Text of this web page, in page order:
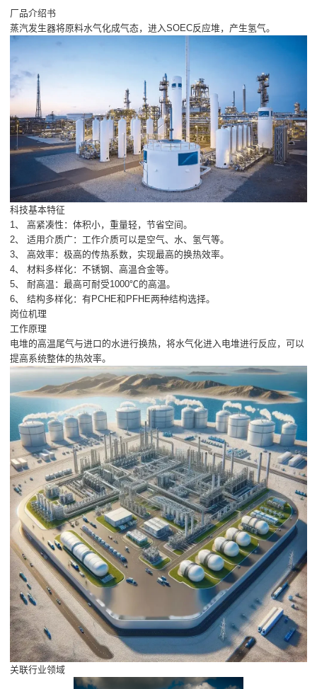
厂品介绍书
蒸汽发生器将原料水气化成气态，进入SOEC反应堆，产生氢气。
科技基本特征
1、 高紧凑性：体积小，重量轻，节省空间。
2、 适用介质广：工作介质可以是空气、水、氢气等。
3、 高效率：极高的传热系数，实现最高的换热效率。
4、 材料多样化：不锈钢、高温合金等。
5、 耐高温：最高可耐受1000℃的高温。
6、 结构多样化：有PCHE和PFHE两种结构选择。
岗位机理
工作原理
电堆的高温尾气与进口的水进行换热，将水气化进入电堆进行反应，可以
提高系统整体的热效率。
关联行业领域